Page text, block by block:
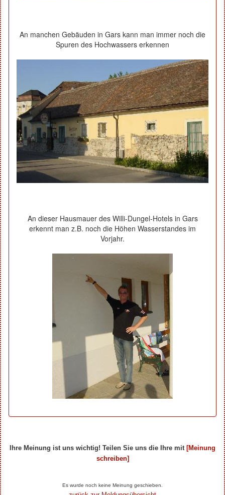
An manchen Gebäuden in Gars kann man immer noch die
Spuren des Hochwassers erkennen
An dieser Hausmauer des Willi-Dungel-Hotels in Gars
erkennt man z.B. noch die Höhen Wasserstandes im
Vorjahr.
Ihre Meinung ist uns wichtig! Teilen Sie uns die Ihre mit [Meinung
schreiben]
Es wurde noch keine Meinung geschieben.